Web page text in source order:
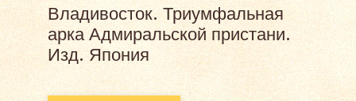
Владивосток. Триумфальная
арка Адмиральской пристани.
Изд. Япония